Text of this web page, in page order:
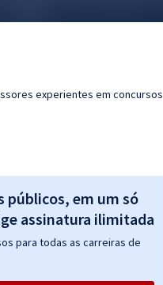
experientes em concursos
públicos, em um só
para todas as carreiras de